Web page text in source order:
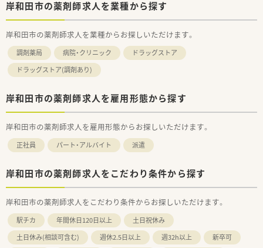
岸和田市の薬剤師求人を業種から探す
岸和田市の薬剤師求人を業種からお探しいただけます。
調剤薬局 病院・クリニック
ドラッグストア
ドラッグストア(調剤あり)
岸和田市の薬剤師求人を雇用形態から探す
岸和田市の薬剤師求人を雇用形態からお探しいただけます。
正社員 パート・アルバイト 派遣
岸和田市の薬剤師求人をこだわり条件から探す
岸和田市の薬剤師求人をこだわり条件からお探しいただけます。
駅チカ 年間休日120日以上
土日祝休み
土日休み(相談可含む)
週休2.5日以上 週32h以上
新卒可